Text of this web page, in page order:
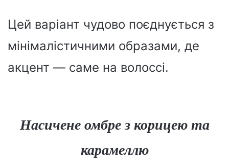
Цей варіант чудово поєднується з
мінімалістичними образами, де
акцент — саме на волоссі.
Насичене омбре з корицею та
карамеллю